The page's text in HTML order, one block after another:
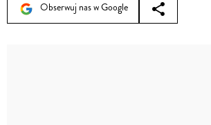
Obserwuj nas w Google